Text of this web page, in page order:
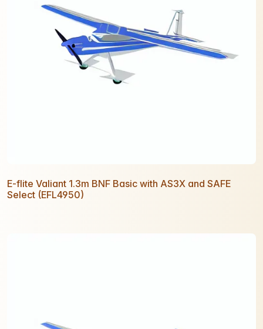
E-flite Valiant 1.3m BNF Basic with AS3X and SAFE
Select (EFL4950)